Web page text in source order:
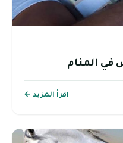
في المنام
اقرأ المزيد ←